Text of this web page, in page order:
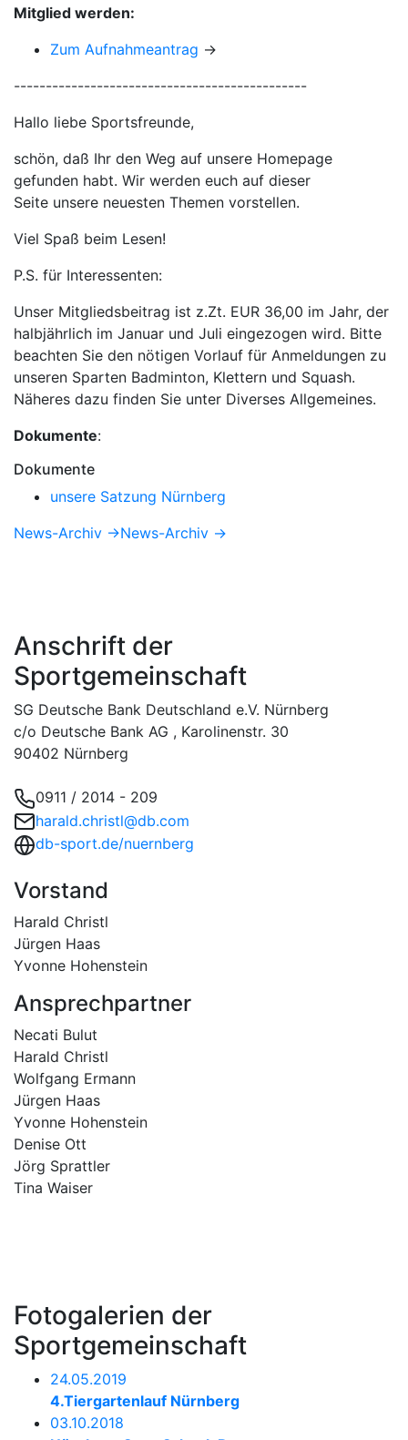
Mitglied werden:
Zum Aufnahmeantrag →
----------------------------------------------
Hallo liebe Sportsfreunde,
schön, daß Ihr den Weg auf unsere Homepage
gefunden habt. Wir werden euch auf dieser
Seite unsere neuesten Themen vorstellen.
Viel Spaß beim Lesen!
P.S. für Interessenten:
Unser Mitgliedsbeitrag ist z.Zt. EUR 36,00 im Jahr, der
halbjährlich im Januar und Juli eingezogen wird. Bitte
beachten Sie den nötigen Vorlauf für Anmeldungen zu
unseren Sparten Badminton, Klettern und Squash.
Näheres dazu finden Sie unter Diverses Allgemeines.
Dokumente:
Dokumente
unsere Satzung Nürnberg
News-Archiv →News-Archiv →
Anschrift der
Sportgemeinschaft
SG Deutsche Bank Deutschland e.V. Nürnberg
c/o Deutsche Bank AG , Karolinenstr. 30
90402 Nürnberg
0911 / 2014 - 209
harald.christl@db.com
db-sport.de/nuernberg
Vorstand
Harald Christl
Jürgen Haas
Yvonne Hohenstein
Ansprechpartner
Necati Bulut
Harald Christl
Wolfgang Ermann
Jürgen Haas
Yvonne Hohenstein
Denise Ott
Jörg Sprattler
Tina Waiser
Fotogalerien der
Sportgemeinschaft
24.05.2019
4.Tiergartenlauf Nürnberg
03.10.2018